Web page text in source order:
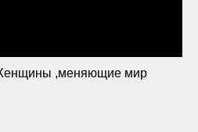
,меняющие мир